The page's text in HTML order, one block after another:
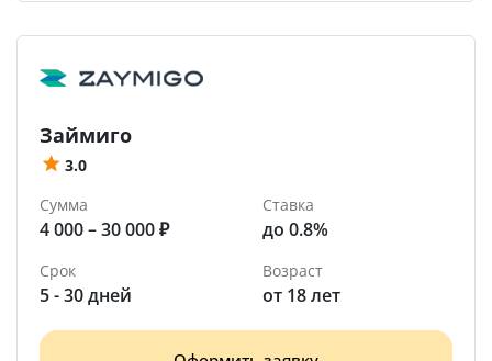
Займиго
3.0
Сумма
4 000 – 30 000 ₽
Ставка
до 0.8%
Срок
5 - 30 дней
Возраст
от 18 лет